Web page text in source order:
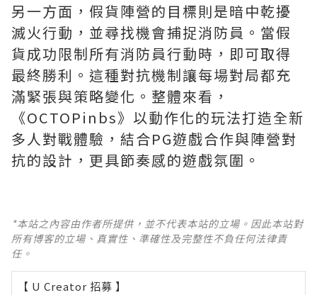
另一方面，假貨陣營的目標則是暗中乾擾
滅火行動，並尋找機會捕捉消防員。當假
貨成功限制所有消防員行動時，即可取得
最終勝利。這種對抗機制讓每場對局都充
滿緊張與策略變化。整體來看，
《OCTOPinbs》以動作化的玩法打造全新
多人對戰體驗，結合PG遊戲合作與陣營對
抗的設計，更具節奏感的遊戲氛圍。
*本站之內容由作者所提供，並不代表本站的立場。因此本站對
所有博客的立場、真實性、準確性及完整性不負任何法律責
任。
【 U Creator 招募 】